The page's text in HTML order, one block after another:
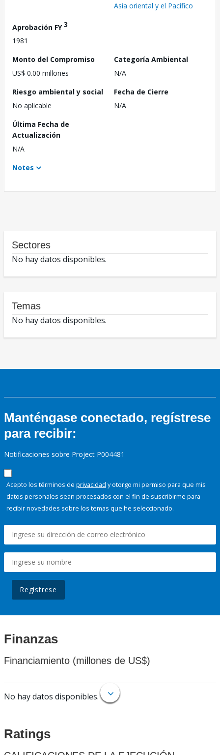
Asia oriental y el Pacífico
Aprobación FY3
1981
Monto del Compromiso
US$ 0.00 millones
Categoría Ambiental
N/A
Riesgo ambiental y social
No aplicable
Fecha de Cierre
N/A
Última Fecha de
Actualización
N/A
Notes
Sectores
No hay datos disponibles.
Temas
No hay datos disponibles.
Manténgase conectado, regístrese
para recibir:
Notificaciones sobre Project P004481
Acepto los términos de privacidad y otorgo mi permiso para que mis
datos personales sean procesados con el fin de suscribirme para
recibir novedades sobre los temas que he seleccionado.
Regístrese
Finanzas
Financiamiento (millones de US$)
No hay datos disponibles.
Ratings